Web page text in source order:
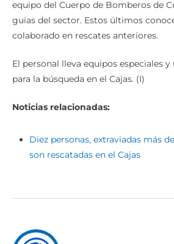
equipo del Cuerpo de Bomberos de
guías del sector. Estos últimos
colaborado en rescates anteriores.
El personal lleva equipos especiales
para la búsqueda en el Cajas. (I)
Noticias relacionadas:
Diez personas, extraviadas más
son rescatadas en el Cajas